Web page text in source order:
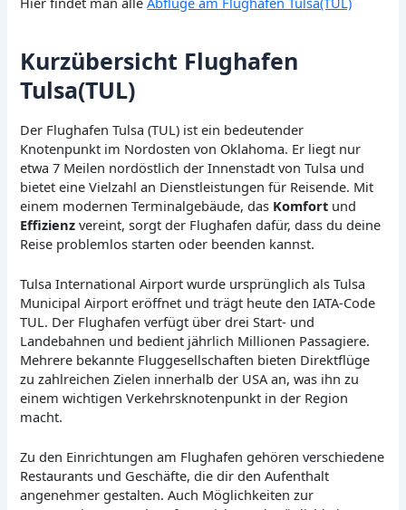
Kurzübersicht Flughafen
Tulsa(TUL)
Der Flughafen Tulsa (TUL) ist ein bedeutender
Knotenpunkt im Nordosten von Oklahoma. Er liegt nur
etwa 7 Meilen nordöstlich der Innenstadt von Tulsa und
bietet eine Vielzahl an Dienstleistungen für Reisende. Mit
einem modernen Terminalgebäude, das Komfort und
Effizienz vereint, sorgt der Flughafen dafür, dass du deine
Reise problemlos starten oder beenden kannst.
Tulsa International Airport wurde ursprünglich als Tulsa
Municipal Airport eröffnet und trägt heute den IATA-Code
TUL. Der Flughafen verfügt über drei Start- und
Landebahnen und bedient jährlich Millionen Passagiere.
Mehrere bekannte Fluggesellschaften bieten Direktflüge
zu zahlreichen Zielen innerhalb der USA an, was ihn zu
einem wichtigen Verkehrsknotenpunkt in der Region
macht.
Zu den Einrichtungen am Flughafen gehören verschiedene
Restaurants und Geschäfte, die dir den Aufenthalt
angenehmer gestalten. Auch Möglichkeiten zur